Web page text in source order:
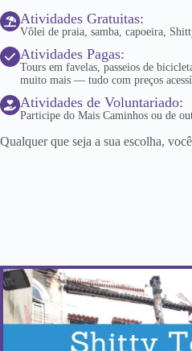
Atividades Gratuitas:
Vôlei de praia, samba, capoeira,
Atividades Pagas:
Tours em favelas, passeios de
muito mais — tudo com preços
Atividades de Voluntariado:
Participe do Mais Caminhos ou de
Qualquer que seja a sua escolha,